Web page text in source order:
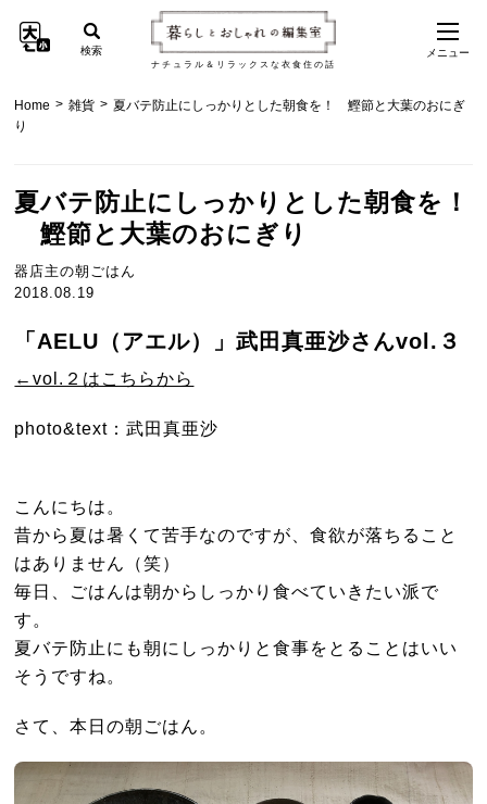
ナチュラル＆リラックスな衣食住の話
検索 メニュー
Home > 雑貨 > 夏バテ防止にしっかりとした朝食を！ 鰹節と大葉のおにぎ
り
夏バテ防止にしっかりとした朝食を！
鰹節と大葉のおにぎり
器店主の朝ごはん
2018.08.19
「AELU（アエル）」武田真亜沙さんvol.３
←vol.２はこちらから
photo&text：武田真亜沙
こんにちは。
昔から夏は暑くて苦手なのですが、食欲が落ちること
はありません（笑）
毎日、ごはんは朝からしっかり食べていきたい派で
す。
夏バテ防止にも朝にしっかりと食事をとることはいい
そうですね。
さて、本日の朝ごはん。